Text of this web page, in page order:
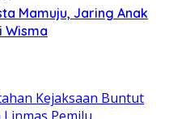
Mamuju, Jaring Anak
Wisma